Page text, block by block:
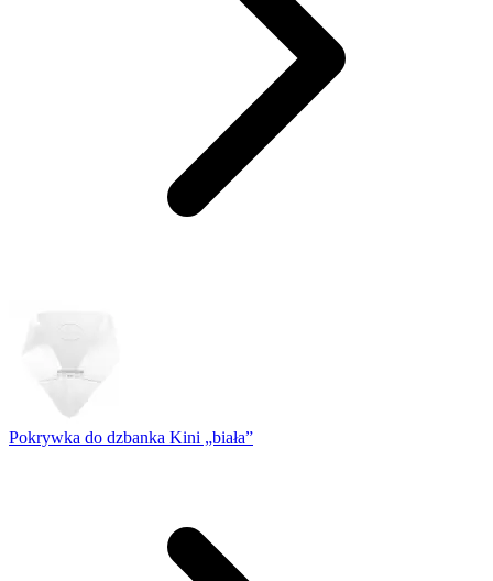
Pokrywka do dzbanka Kini „biała”